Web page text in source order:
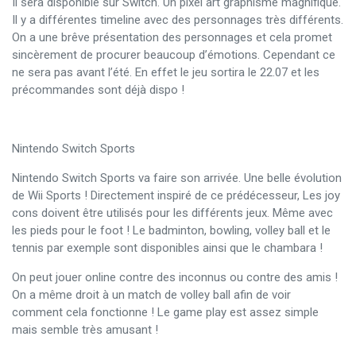
Il y a différentes timeline avec des personnages très différents.
On a une brêve présentation des personnages et cela promet
sincèrement de procurer beaucoup d’émotions. Cependant ce
ne sera pas avant l’été. En effet le jeu sortira le 22.07 et les
précommandes sont déjà dispo !
Nintendo Switch Sports
Nintendo Switch Sports va faire son arrivée. Une belle évolution
de Wii Sports ! Directement inspiré de ce prédécesseur, Les joy
cons doivent être utilisés pour les différents jeux. Même avec
les pieds pour le foot ! Le badminton, bowling, volley ball et le
tennis par exemple sont disponibles ainsi que le chambara !
On peut jouer online contre des inconnus ou contre des amis !
On a même droit à un match de volley ball afin de voir
comment cela fonctionne ! Le game play est assez simple
mais semble très amusant !